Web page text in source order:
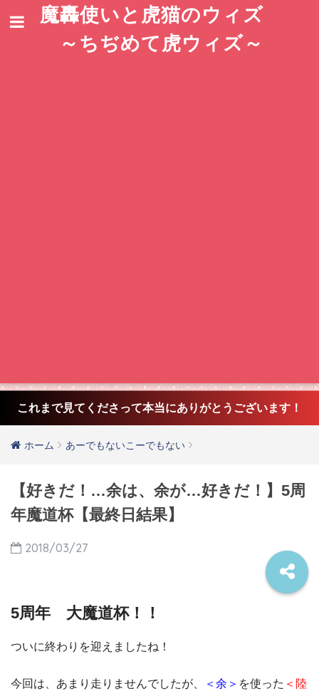
魔轟使いと虎猫のウィズ
～ちぢめて虎ウィズ～
これまで見てくださって本当にありがとうございます！
ホーム あーでもないこーでもない
【好きだ！…余は、余が…好きだ！】5周
年魔道杯【最終日結果】
2018/03/27
5周年 大魔道杯！！
ついに終わりを迎えましたね！
今回は、あまり走りませんでしたが、 ＜余＞ を使った ＜陸